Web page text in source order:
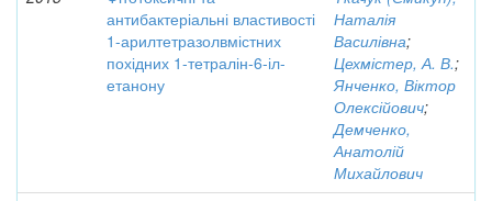
антибактеріальні властивості
1-арилтетразолвмістних
похідних 1-тетралін-6-іл-
етанону
Наталія
Василівна;
Цехмістер, А. В.;
Янченко, Віктор
Олексійович;
Демченко,
Анатолій
Михайлович